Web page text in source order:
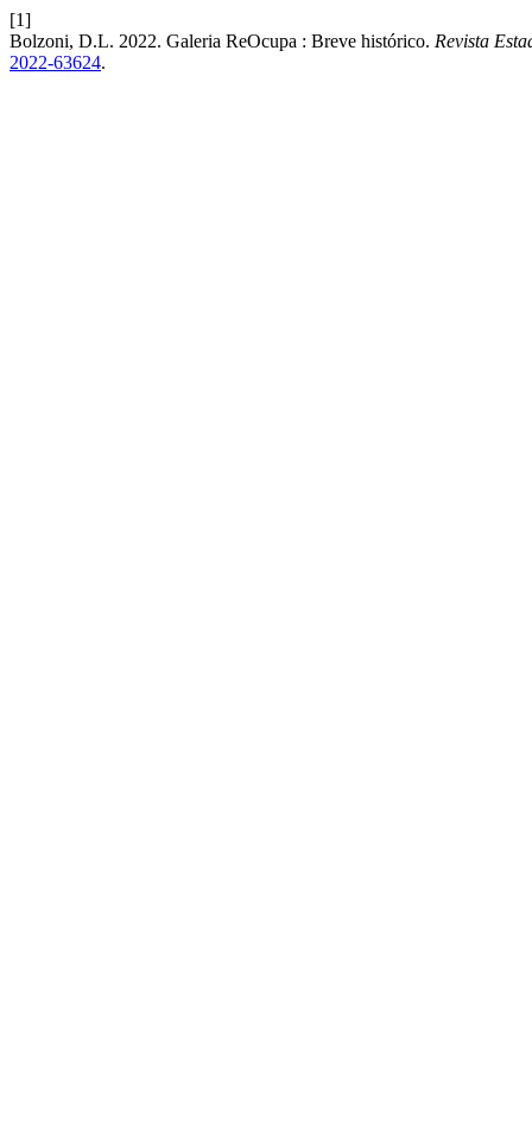
[1]
Bolzoni, D.L. 2022. Galeria ReOcupa : Breve histórico. Revista
2022-63624.